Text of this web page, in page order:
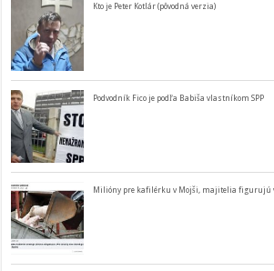
Kto je Peter Kotlár (pôvodná verzia)
Podvodník Fico je podľa Babiša vlastníkom SPP
Milióny pre kafilérku v Mojši, majitelia figurujú